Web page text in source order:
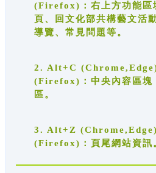
(Firefox)：右上方功能區
頁、回文化部共構藝文活
導覽、常見問題等。
2. Alt+C
(Firefox)：中央內容區塊
區。
3. Alt+Z
(Firefox)：頁尾網站資訊